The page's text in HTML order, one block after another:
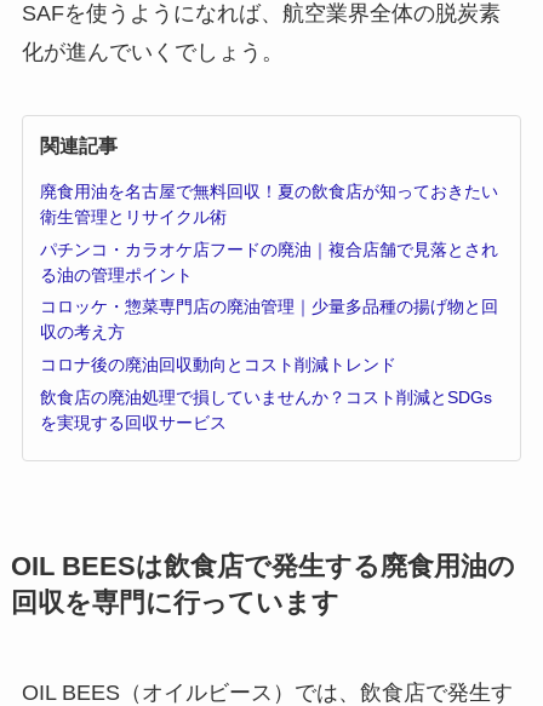
SAFを使うようになれば、航空業界全体の脱炭素
化が進んでいくでしょう。
関連記事
廃食用油を名古屋で無料回収！夏の飲食店が知っておきたい
衛生管理とリサイクル術
パチンコ・カラオケ店フードの廃油｜複合店舗で見落とされ
る油の管理ポイント
コロッケ・惣菜専門店の廃油管理｜少量多品種の揚げ物と回
収の考え方
コロナ後の廃油回収動向とコスト削減トレンド
飲食店の廃油処理で損していませんか？コスト削減とSDGs
を実現する回収サービス
OIL BEESは飲食店で発生する廃食用油の
回収を専門に行っています
OIL BEES（オイルビース）では、飲食店で発生す